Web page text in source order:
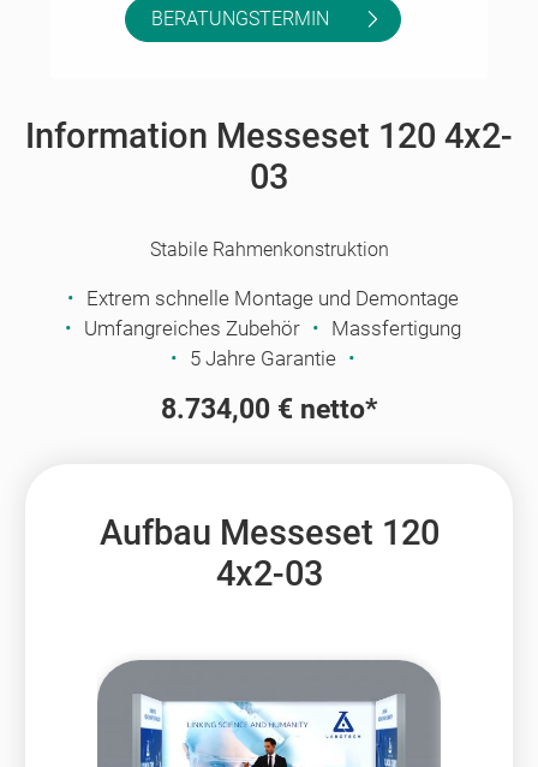
BERATUNGSTERMIN
Information Messeset 120 4x2-
03
Stabile Rahmenkonstruktion
Extrem schnelle Montage und Demontage
Umfangreiches Zubehör
Massfertigung
5 Jahre Garantie
8.734,00 € netto*
Aufbau Messeset 120
4x2-03